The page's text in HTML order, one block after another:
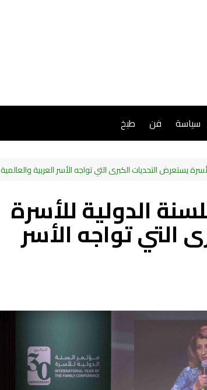
سياسة فن طبخ
يستعرض التحديات الكبرى التي تواجه الأسر العربية والعالمية
الدولية للأسرة
التي تواجه الأسر